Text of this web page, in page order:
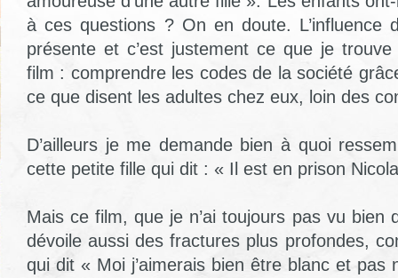
à ces questions ? On en doute. L’influence
présente et c’est justement ce que je
film : comprendre les codes de la société
ce que disent les adultes chez eux, loin des
D’ailleurs je me demande bien à quoi
cette petite fille qui dit : « Il est en prison
Mais ce film, que je n’ai toujours pas vu bien
dévoile aussi des fractures plus profondes,
qui dit « Moi j’aimerais bien être blanc et pas